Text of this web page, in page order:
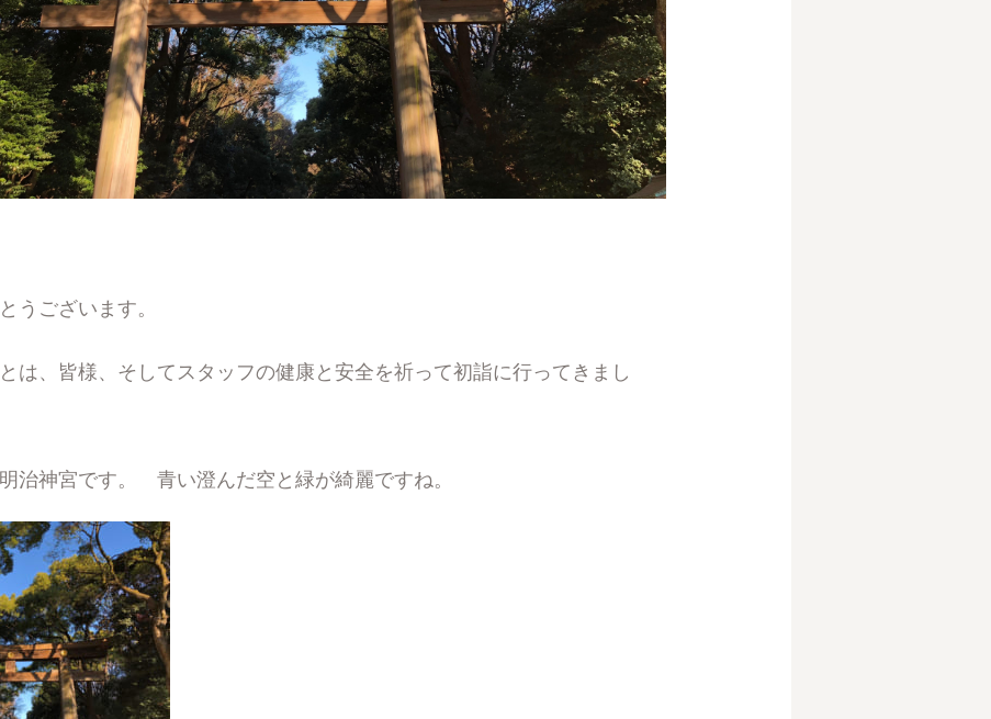
うございます。
は、皆様、そしてスタッフの健康と安全を祈って初詣に行ってきまし
治神宮です。 青い澄んだ空と緑が綺麗ですね。